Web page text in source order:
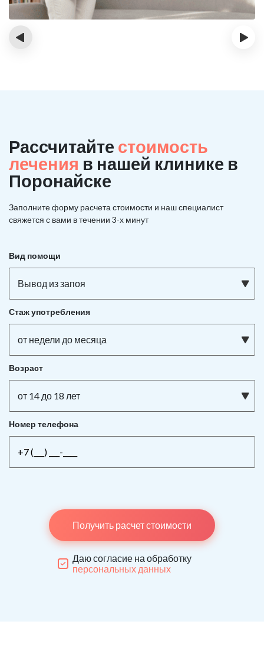
‹ ›
Рассчитайте стоимость
лечения в нашей клинике в
Поронайске
Заполните форму расчета стоимости и нашспециалист
свяжется с вами в течении 3-х минут
Вид помощи
Вывод из запоя
Стаж употребления
от недели до месяца
Возраст
от 14 до 18 лет
Номер телефона
Получить расчет стоимости
Даю согласие на обработку
персональных данных